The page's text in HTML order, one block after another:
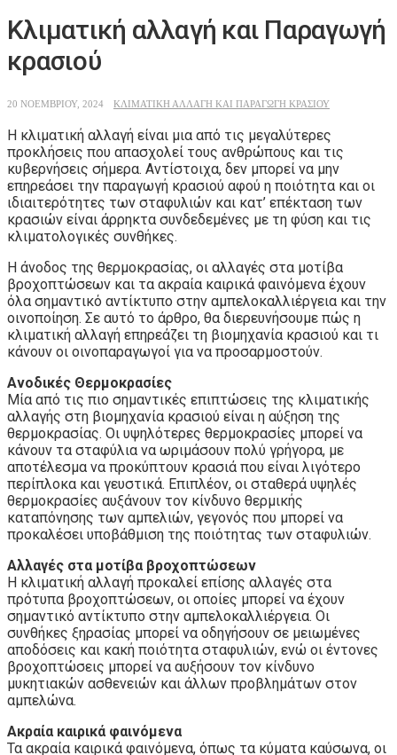
Κλιματική αλλαγή και Παραγωγή
κρασιού
20 ΝΟΕΜΒΡΊΟΥ, 2024 ΚΛΙΜΑΤΙΚΉ ΑΛΛΑΓΉ ΚΑΙ ΠΑΡΑΓΩΓΉ ΚΡΑΣΙΟΎ
Η κλιματική αλλαγή είναι μια από τις μεγαλύτερες
προκλήσεις που απασχολεί τους ανθρώπους και τις
κυβερνήσεις σήμερα. Αντίστοιχα, δεν μπορεί να μην
επηρεάσει την παραγωγή κρασιού αφού η ποιότητα και οι
ιδιαιτερότητες των σταφυλιών και κατ’ επέκταση των
κρασιών είναι άρρηκτα συνδεδεμένες με τη φύση και τις
κλιματολογικές συνθήκες.
Η άνοδος της θερμοκρασίας, οι αλλαγές στα μοτίβα
βροχοπτώσεων και τα ακραία καιρικά φαινόμενα έχουν
όλα σημαντικό αντίκτυπο στην αμπελοκαλλιέργεια και την
οινοποίηση. Σε αυτό το άρθρο, θα διερευνήσουμε πώς η
κλιματική αλλαγή επηρεάζει τη βιομηχανία κρασιού και τι
κάνουν οι οινοπαραγωγοί για να προσαρμοστούν.
Ανοδικές Θερμοκρασίες
Μία από τις πιο σημαντικές επιπτώσεις της κλιματικής
αλλαγής στη βιομηχανία κρασιού είναι η αύξηση της
θερμοκρασίας. Οι υψηλότερες θερμοκρασίες μπορεί να
κάνουν τα σταφύλια να ωριμάσουν πολύ γρήγορα, με
αποτέλεσμα να προκύπτουν κρασιά που είναι λιγότερο
περίπλοκα και γευστικά. Επιπλέον, οι σταθερά υψηλές
θερμοκρασίες αυξάνουν τον κίνδυνο θερμικής
καταπόνησης των αμπελιών, γεγονός που μπορεί να
προκαλέσει υποβάθμιση της ποιότητας των σταφυλιών.
Αλλαγές στα μοτίβα βροχοπτώσεων
Η κλιματική αλλαγή προκαλεί επίσης αλλαγές στα
πρότυπα βροχοπτώσεων, οι οποίες μπορεί να έχουν
σημαντικό αντίκτυπο στην αμπελοκαλλιέργεια. Οι
συνθήκες ξηρασίας μπορεί να οδηγήσουν σε μειωμένες
αποδόσεις και κακή ποιότητα σταφυλιών, ενώ οι έντονες
βροχοπτώσεις μπορεί να αυξήσουν τον κίνδυνο
μυκητιακών ασθενειών και άλλων προβλημάτων στον
αμπελώνα.
Ακραία καιρικά φαινόμενα
Τα ακραία καιρικά φαινόμενα, όπως τα κύματα καύσωνα, οι